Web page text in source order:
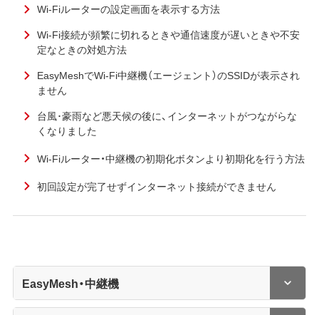
Wi-Fiルーターの設定画面を表示する方法
Wi-Fi接続が頻繁に切れるときや通信速度が遅いときや不安
定なときの対処方法
EasyMeshでWi-Fi中継機（エージェント）のSSIDが表示され
ません
台風･豪雨など悪天候の後に、インターネットがつながらな
くなりました
Wi-Fiルーター・中継機の初期化ボタンより初期化を行う方法
初回設定が完了せずインターネット接続ができません
EasyMesh・中継機